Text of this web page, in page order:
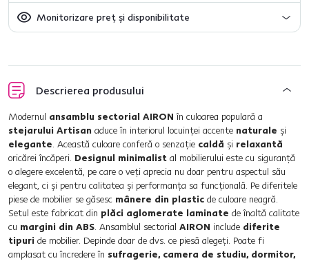
Monitorizare preț și disponibilitate
Descrierea produsului
Modernul ansamblu sectorial AIRON în culoarea populară a
stejarului Artisan aduce în interiorul locuinţei accente naturale şi
elegante. Această culoare conferă o senzaţie caldă şi relaxantă
oricărei încăperi. Designul minimalist al mobilierului este cu siguranţă
o alegere excelentă, pe care o veţi aprecia nu doar pentru aspectul său
elegant, ci şi pentru calitatea şi performanţa sa funcţională. Pe diferitele
piese de mobilier se găsesc mânere din plastic de culoare neagră.
Setul este fabricat din plăci aglomerate laminate de înaltă calitate
cu margini din ABS. Ansamblul sectorial AIRON include diferite
tipuri de mobilier. Depinde doar de dvs. ce piesă alegeţi. Poate fi
amplasat cu încredere în sufragerie, camera de studiu, dormitor,